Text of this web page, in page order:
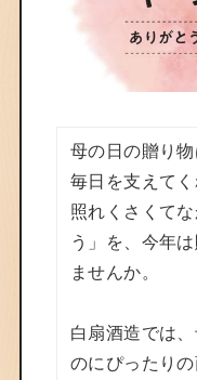
母の日の贈り
毎日を支えてく
照れくさくて
う」を、今年
ませんか。
白扇酒造では
のにぴったり